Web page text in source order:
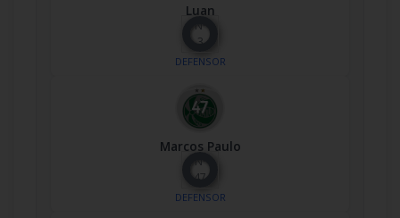
Luan
Nº
3
DEFENSOR
Marcos Paulo
Nº
47
DEFENSOR